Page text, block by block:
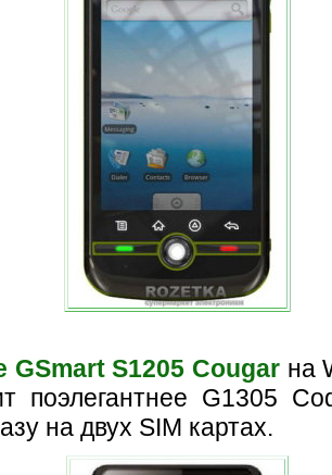
GSmart S1205 Cougar на
поэлегантнее G1305
на двух SIM картах.